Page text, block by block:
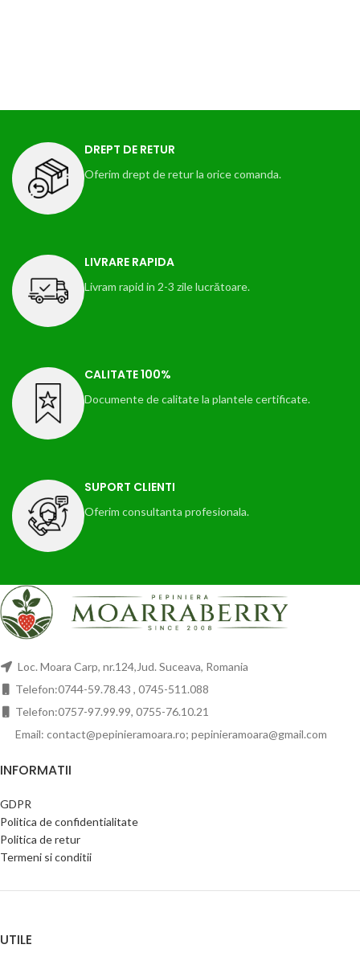
DREPT DE RETUR
Oferim drept de retur la orice comanda.
LIVRARE RAPIDA
Livram rapid in 2-3 zile lucrătoare.
CALITATE 100%
Documente de calitate la plantele certificate.
SUPORT CLIENTI
Oferim consultanta profesionala.
Loc. Moara Carp, nr.124,Jud. Suceava, Romania
Telefon:0744-59.78.43 , 0745-511.088
Telefon:0757-97.99.99, 0755-76.10.21
Email: contact@pepinieramoara.ro; pepinieramoara@gmail.com
INFORMATII
GDPR
Politica de confidentialitate
Politica de retur
Termeni si conditii
UTILE